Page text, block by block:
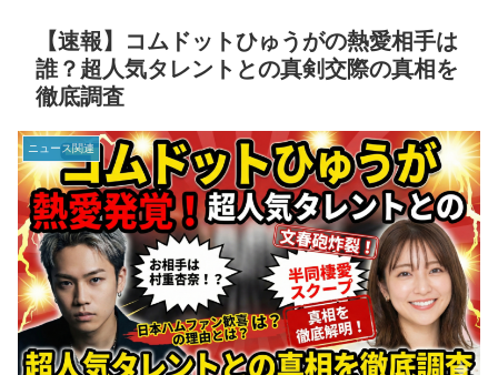
【速報】コムドットひゅうがの熱愛相手は
誰？超人気タレントとの真剣交際の真相を
徹底調査
ニュース関連